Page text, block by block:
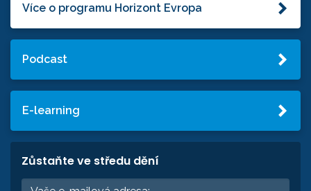
Více o programu Horizont Evropa
Podcast
E-learning
Zůstaňte ve středu dění